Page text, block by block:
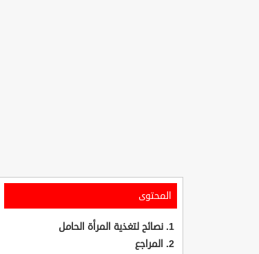
المحتوى
نصائح لتغذية المرأة الحامل
المراجع